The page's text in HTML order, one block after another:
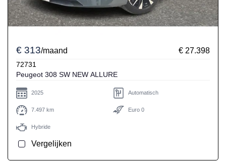
€ 313/maand € 27.398
72731
Peugeot 308 SW NEW ALLURE
2025 Automatisch
7.497 km Euro 0
Hybride
Vergelijken